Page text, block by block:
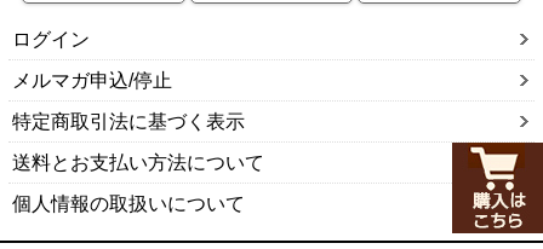
ログイン
メルマガ申込/停止
特定商取引法に基づく表示
送料とお支払い方法について
個人情報の取扱いについて